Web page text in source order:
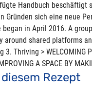
Handbuch beschäftigt
Gründen sich eine neue
began in April 2016. A
around shared platforms
Thriving > WELCOMING
A SPACE BY
Rezept